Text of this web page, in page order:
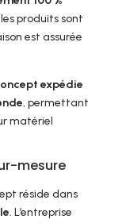
produits sont
est assurée
expédie
, permettant
matériel
mesure
réside dans
. L’entreprise